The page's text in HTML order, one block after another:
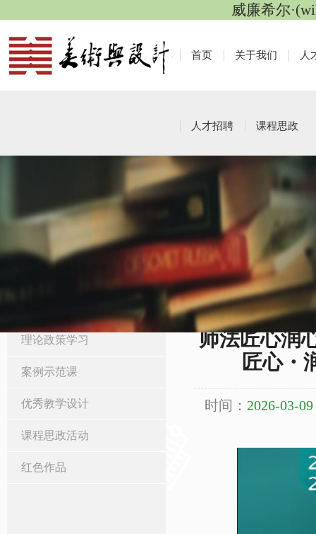
威廉希尔
首页 关于我们 人
人才招聘 课程思政
理论政策学习
案例示范课
优秀教学设计
课程思政活动
红色作品
课程思政活动
师法匠心润
匠心・
时间： 2026-03-